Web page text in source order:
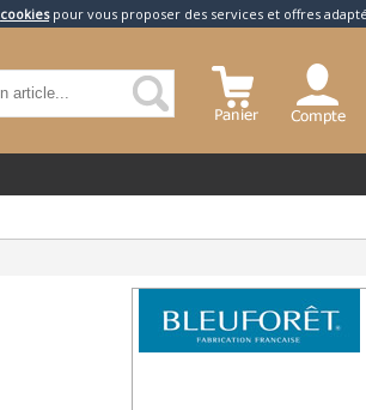
cookiespour vous proposer des services et offres